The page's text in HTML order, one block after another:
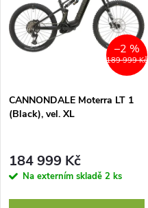
189 999 Kč
–2 %
CANNONDALE Moterra LT 1
(Black), vel. XL
184 999 Kč
Na externím skladě 2 ks